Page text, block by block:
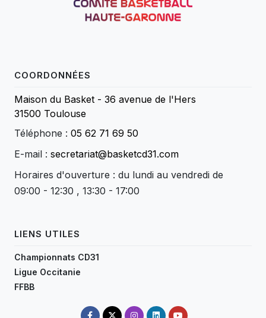
COORDONNÉES
Maison du Basket - 36 avenue de l'Hers
31500 Toulouse
Téléphone : 05 62 71 69 50
E-mail : secretariat@basketcd31.com
Horaires d'ouverture : du lundi au vendredi de
09:00 - 12:30 , 13:30 - 17:00
LIENS UTILES
Championnats CD31
Ligue Occitanie
FFBB